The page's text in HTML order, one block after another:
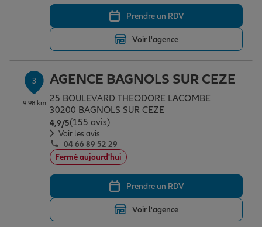
Garantie des accidents de la vie
Assurance scolaire
Protection juridique
Retraite
Tous nos devis d'assurance
Prendre un RDV
Voir l'agence
3
9.98 km
AGENCE BAGNOLS SUR CEZE
25 BOULEVARD THEODORE LACOMBE
30200 BAGNOLS SUR CEZE
4,9/5Note de 4.9 sur 5
(155 avis)
Voir les avis
04 66 89 52 29
Fermé aujourd'hui
Prendre un RDV
Voir l'agence